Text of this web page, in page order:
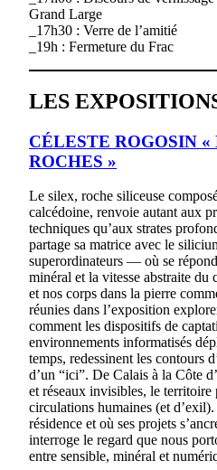
Grand Large
_17h30 : Verre de l’amitié
_19h : Fermeture du Frac
LES
CÉLESTE ROGOSIN «
ROCHES »
Le silex, roche siliceuse
calcédoine, renvoie autant aux
techniques qu’aux strates
partage sa matrice avec le
superordinateurs — où se
minéral et la vitesse abstraite du
et nos corps dans la pierre
réunies dans l’exposition
comment les dispositifs de
environnements informatisés
temps, redessinent les contours
d’un “ici”. De Calais à la Côte
et réseaux invisibles, le territoire
circulations humaines (et d’exil).
résidence et où ses projets
interroge le regard que nous
entre sensible, minéral et